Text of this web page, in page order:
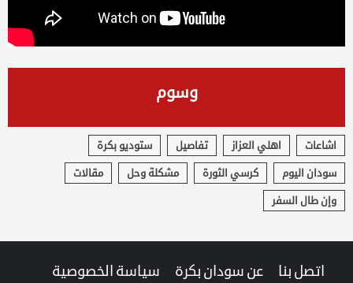
وسوم
اشاعات اهلي العزاز تفاصيل ستوديو بكرة
سودان اليوم كرسي الثورة مشكلة وحل مقالات
وإن طال السفر
اتصل بنا عن سودان بكرة سياسة الخصوصية